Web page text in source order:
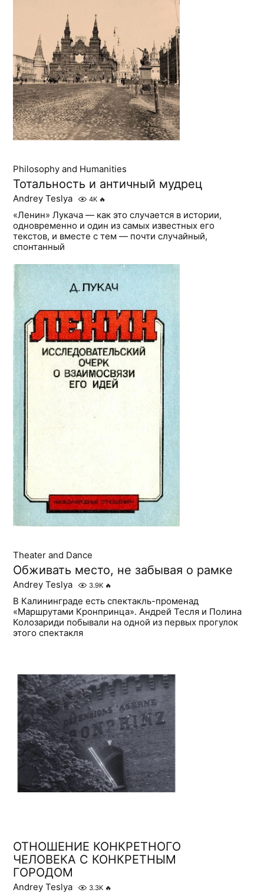
Philosophy and Humanities
Тотальность и античный мудрец
Andrey Teslya 4K 🔥
«Ленин» Лукача — как это случается в истории,
одновременно и один из самых известных его
текстов, и вместе с тем — почти случайный,
спонтанный
Theater and Dance
Обживать место, не забывая о рамке
Andrey Teslya 3.9K 🔥
В Калининграде есть спектакль-променад
«Маршрутами Кронпринца». Андрей Тесля и Полина
Колозариди побывали на одной из первых прогулок
этого спектакля
ОТНОШЕНИЕ КОНКРЕТНОГО
ЧЕЛОВЕКА С КОНКРЕТНЫМ
ГОРОДОМ
Andrey Teslya 3.3K 🔥